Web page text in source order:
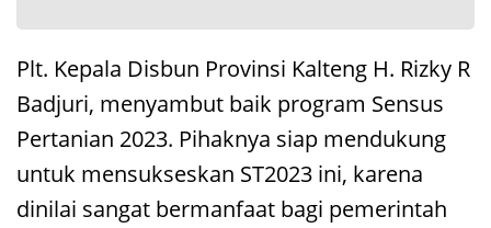
Plt. Kepala Disbun Provinsi Kalteng H. Rizky R
Badjuri, menyambut baik program Sensus
Pertanian 2023. Pihaknya siap mendukung
untuk mensukseskan ST2023 ini, karena
dinilai sangat bermanfaat bagi pemerintah